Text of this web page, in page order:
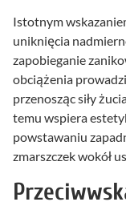
Istotnym
uniknięcia
zapobieganie
obciążenia
przenosząc siły
temu wspiera
powstawaniu
zmarszczek wokół